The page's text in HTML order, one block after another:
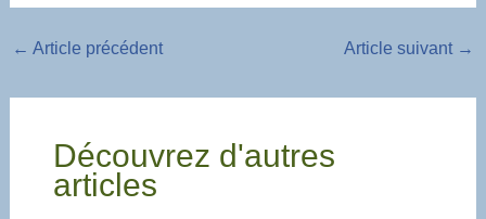
← Article précédent Article suivant →
Découvrez d'autres
articles